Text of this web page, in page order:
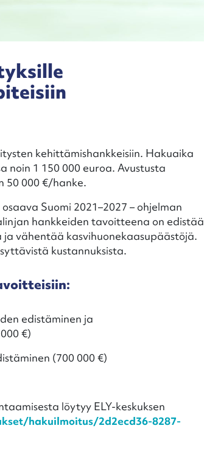
kehittämishankkeisiin. Hakuaika
noin 1 150 000 euroa. Avustusta
50 000 €/hanke.
Suomi 2021–2027 – ohjelman
hankkeiden tavoitteena on edistää
vähentää kasvihuonekaasupäästöjä.
kustannuksista.
edistäminen ja
€)
(700 000 €)
löytyy ELY-keskuksen
hakuilmoitus/2d2ecd36-8287-